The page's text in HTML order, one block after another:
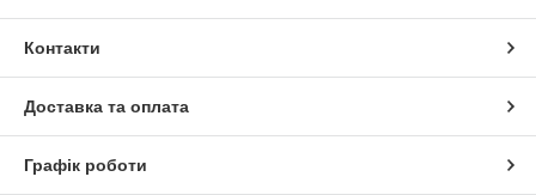
Контакти
Доставка та оплата
Графік роботи